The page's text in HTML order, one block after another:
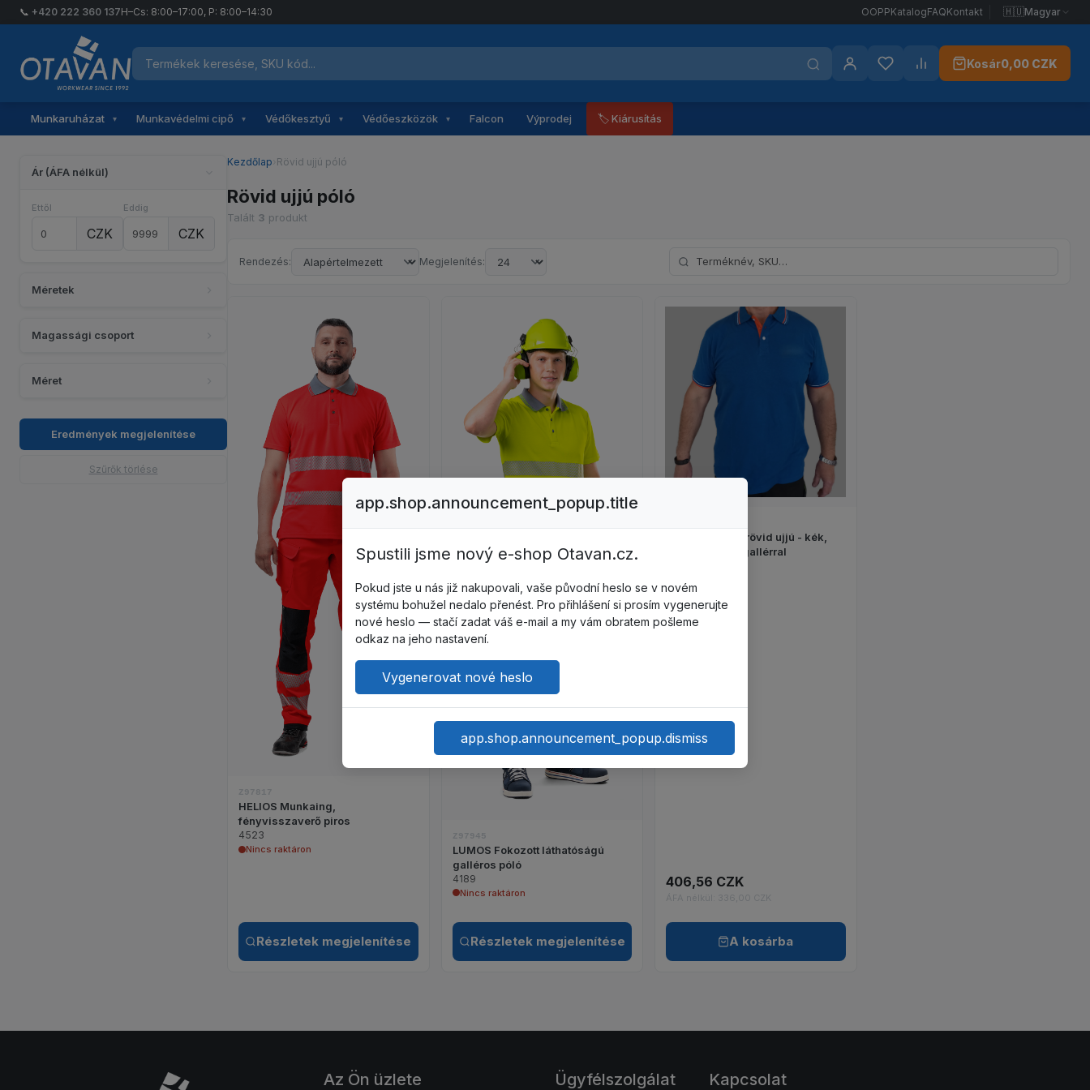
📞 +420 222 360 137H–Cs: 8:00–17:00, P: 8:00–14:30 OOPPKatalogFAQKontakt 🇭🇺Magyar
Otavan Workwear — vissza a főoldalra
Termékek keresése
Bejelentkezés
KedvencekÖsszehasonlítás
Kosár0,00 CZK
Munkaruházat ▾ Munkavédelmi cipő ▾ Védőkesztyű ▾ Védőeszközök ▾ Falcon Výprodej 🏷 Kiárusítás
Ár (ÁFA nélkül)
Ettől
CZK
Eddig
CZK
Méretek
Magassági csoport
Méret
Eredmények megjelenítése
Szűrők törlése
Kezdőlap Rövid ujjú póló
Rövid ujjú póló
Talált 3 produkt
Rendezés: Megjelenítés: Keresés név vagy SKU szerint
HELIOS Munkaing, fényvisszaverő piros termék részleteinek megjelenítése
Z97817
HELIOS Munkaing,
fényvisszaverő piros
4523
Nincs raktáron
Részletek megjelenítése
LUMOS Fokozott láthatóságú galléros póló termék részleteinek megjelenítése
Z97945
LUMOS Fokozott láthatóságú
galléros póló
4189
Nincs raktáron
Részletek megjelenítése
Galléros póló - rövid ujjú - kék, narancssárga gallérral
Galléros póló - rövid ujjú - kék,
narancssárga gallérral
406,56 CZK
ÁFA nélkül: 336,00 CZK
A kosárba
Az Ön üzlete Ügyfélszolgálat Kapcsolat
app.shop.announcement_popup.title
Spustili jsme nový e-shop Otavan.cz.
Pokud jste u nás již nakupovali, vaše původní heslo se v novém
systému bohužel nedalo přenést. Pro přihlášení si prosím vygenerujte
nové heslo — stačí zadat váš e-mail a my vám obratem pošleme
odkaz na jeho nastavení.
Vygenerovat nové heslo
app.shop.announcement_popup.dismiss